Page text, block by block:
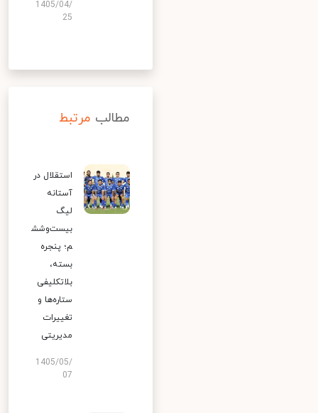
1405/04/
25
مطالب مرتبط
استقلال در
آستانه
لیگ
بیست‌وشش
م؛ پنجره
بسته،
بلاتکلیفی
ستاره‌ها و
تغییرات
مدیریتی
1405/05/
07